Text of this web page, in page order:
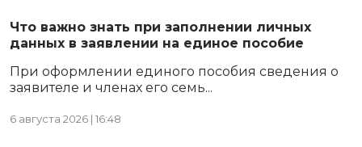
Что важно знать при заполнении личных
данных в заявлении на единое пособие
При оформлении единого пособия сведения о
заявителе и членах его семь...
6 августа 2026 | 16:48